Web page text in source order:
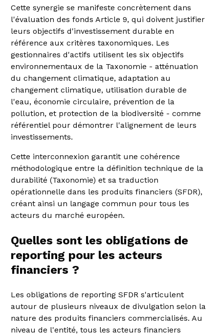
Cette synergie se manifeste concrètement dans
l'évaluation des fonds Article 9, qui doivent justifier
leurs objectifs d'investissement durable en
référence aux critères taxonomiques. Les
gestionnaires d'actifs utilisent les six objectifs
environnementaux de la Taxonomie - atténuation
du changement climatique, adaptation au
changement climatique, utilisation durable de
l'eau, économie circulaire, prévention de la
pollution, et protection de la biodiversité - comme
référentiel pour démontrer l'alignement de leurs
investissements.
Cette interconnexion garantit une cohérence
méthodologique entre la définition technique de la
durabilité (Taxonomie) et sa traduction
opérationnelle dans les produits financiers (SFDR),
créant ainsi un langage commun pour tous les
acteurs du marché européen.
Quelles sont les obligations de
reporting pour les acteurs
financiers ?
Les obligations de reporting SFDR s'articulent
autour de plusieurs niveaux de divulgation selon la
nature des produits financiers commercialisés. Au
niveau de l'entité, tous les acteurs financiers